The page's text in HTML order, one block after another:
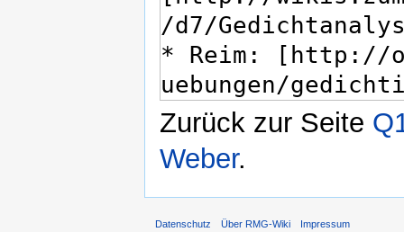
Zurück zur Seite
Weber.
Datenschutz Über RMG-Wiki Impressum